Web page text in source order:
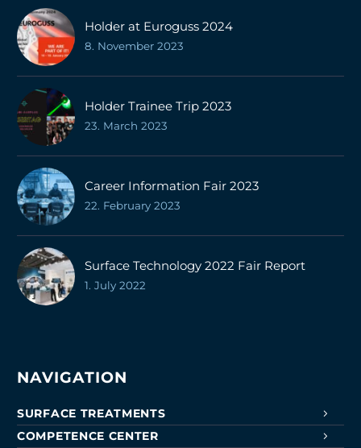
Holder at Euroguss 2024
8. November 2023
Holder Trainee Trip 2023
23. March 2023
Career Information Fair 2023
22. February 2023
Surface Technology 2022 Fair Report
1. July 2022
NAVIGATION
SURFACE TREATMENTS
COMPETENCE CENTER